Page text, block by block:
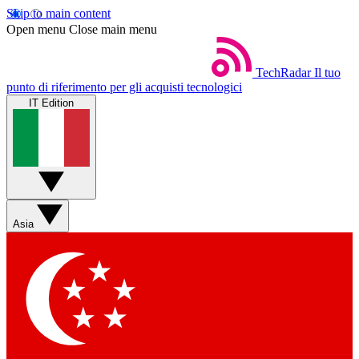
Skip to main content
Open menu Close main menu
TechRadar Il tuo
punto di riferimento per gli acquisti tecnologici
IT Edition
Asia